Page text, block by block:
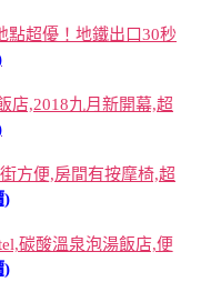
點超優！地鐵出口30秒
店,2018九月新開幕,超
方便,房間有按摩椅,超
)
碳酸溫泉泡湯飯店,便
)